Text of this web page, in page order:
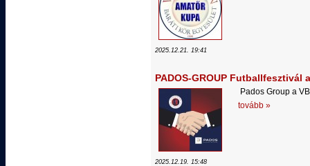
2025.12.21. 19:41
PADOS-GROUP Futballfesztivál
Pados Group a
tovább »
2025.12.19. 15:48